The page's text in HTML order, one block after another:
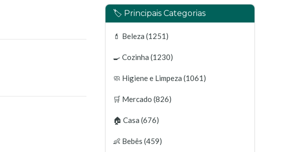
🏷️ Principais Categorias
💄 Beleza (1251)
🍳 Cozinha (1230)
🧼 Higiene e Limpeza (1061)
🛒 Mercado (826)
🏠 Casa (676)
👶 Bebês (459)